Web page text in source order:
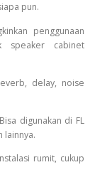
pun.
penggunaan
speaker cabinet
delay, noise
digunakan di FL
lainnya.
rumit, cukup